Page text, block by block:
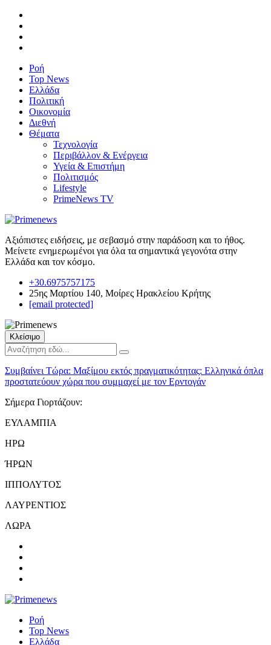
Ροή
Top News
Ελλάδα
Πολιτική
Οικονομία
Διεθνή
Θέματα
Τεχνολογία
Περιβάλλον & Ενέργεια
Υγεία & Επιστήμη
Πολιτισμός
Lifestyle
PrimeNews TV
Αξιόπιστες ειδήσεις, με σεβασμό στην παράδοση και το ήθος.
Μείνετε ενημερωμένοι για όλα τα σημαντικά γεγονότα στην
Ελλάδα και τον κόσμο.
+30.6975757175
25ης Μαρτίου 140, Μοίρες Ηρακλείου Κρήτης
[email protected]
Κλείσιμο
Συμβαίνει Τώρα: Μαξίμου εκτός πραγματικότητας: Ελληνικά όπλα
προστατεύουν χώρα που συμμαχεί με τον Ερντογάν
Σήμερα Γιορτάζουν:
ΕΥΛΑΜΠΙΑ
ΗΡΩ
ΉΡΩΝ
ΙΠΠΟΛΥΤΟΣ
ΛΑΥΡΕΝΤΙΟΣ
ΛΩΡΑ
Ροή
Top News
Ελλάδα